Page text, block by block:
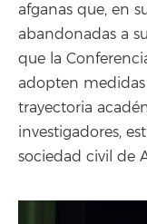
afganas que, en
abandonadas a
que la
adopten medidas
trayectoria
investigadores,
sociedad civil de